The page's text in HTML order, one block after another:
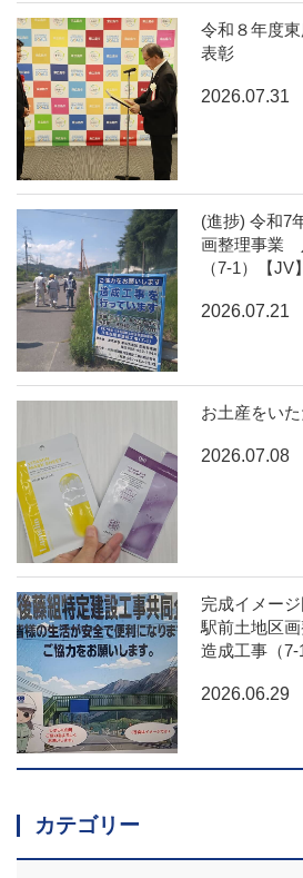
令和８年度
表彰
2026.07.31
(進捗) 令和7
画整理事業
（7-1）【JV】
2026.07.21
お土産をい
2026.07.08
完成イメー
駅前土地区
造成工事（7-
2026.06.29
カテゴリー